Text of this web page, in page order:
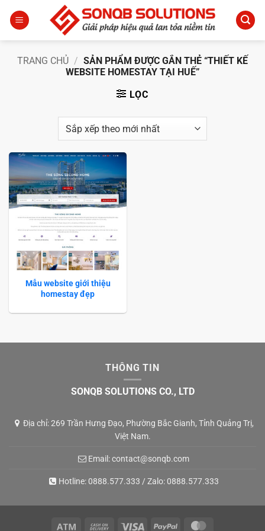
qua
TRANG CHỦ / SẢN PHẨM ĐƯỢC GẮN THẺ “THIẾT KẾ
WEBSITE HOMESTAY TẠI HUẾ”
LỌC
Mẫu website giới thiệu
homestay đẹp
THÔNG TIN
SONQB SOLUTIONS CO., LTD
Địa chỉ: 269 Trần Hưng Đạo, Phường Bắc Gianh, Tỉnh Quảng Trị,
Việt Nam.
Email:contact@sonqb.com
Hotline:0888.577.333 / Zalo:0888.577.333
Atm Cash Visa PayPal